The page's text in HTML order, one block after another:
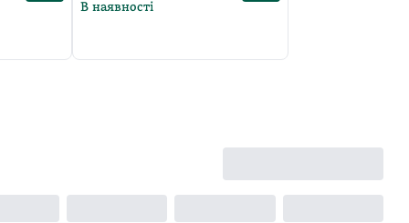
В наявності